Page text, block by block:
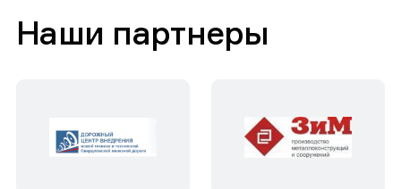
Наши партнеры